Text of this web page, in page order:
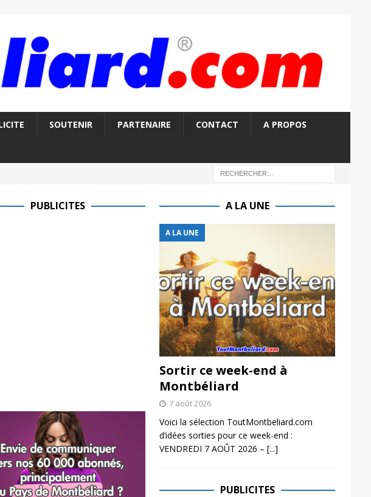
SOUTENIR PARTENAIRE CONTACT A PROPOS
PUBLICITES A LA UNE
A LA UNE
Sortir ce week-end à
Montbéliard
7 août 2026
Voici la sélection ToutMontbeliard.com
d’idées sorties pour ce week-end :
VENDREDI 7 AOÛT 2026 – [...]
PUBLICITES